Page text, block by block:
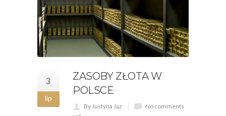
3
lip
ZASOBY ZŁOTA W
POLSCE
By Justyna Jaz
No comments